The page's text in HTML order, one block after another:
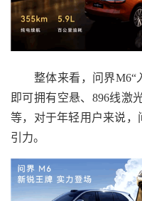
整体来看，问界M6“入
即可拥有空悬、896线激
等，对于年轻用户来说，
引力。